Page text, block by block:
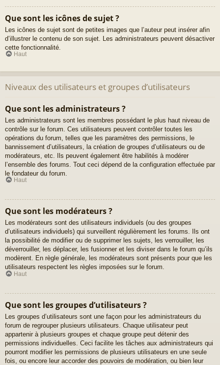
Que sont les icônes de sujet ?
Les icônes de sujet sont de petites images que l’auteur peut insérer afin
d’illustrer le contenu de son sujet. Les administrateurs peuvent désactiver
cette fonctionnalité.
Haut
Niveaux des utilisateurs et groupes d’utilisateurs
Que sont les administrateurs ?
Les administrateurs sont les membres possédant le plus haut niveau de
contrôle sur le forum. Ces utilisateurs peuvent contrôler toutes les
opérations du forum, telles que les paramètres des permissions, le
bannissement d’utilisateurs, la création de groupes d’utilisateurs ou de
modérateurs, etc. Ils peuvent également être habilités à modérer
l’ensemble des forums. Tout ceci dépend de la configuration effectuée par
le fondateur du forum.
Haut
Que sont les modérateurs ?
Les modérateurs sont des utilisateurs individuels (ou des groupes
d’utilisateurs individuels) qui surveillent régulièrement les forums. Ils ont
la possibilité de modifier ou de supprimer les sujets, les verrouiller, les
déverrouiller, les déplacer, les fusionner et les diviser dans le forum qu’ils
modèrent. En règle générale, les modérateurs sont présents pour que les
utilisateurs respectent les règles imposées sur le forum.
Haut
Que sont les groupes d’utilisateurs ?
Les groupes d’utilisateurs sont une façon pour les administrateurs du
forum de regrouper plusieurs utilisateurs. Chaque utilisateur peut
appartenir à plusieurs groupes et chaque groupe peut détenir des
permissions individuelles. Ceci facilite les tâches aux administrateurs qui
pourront modifier les permissions de plusieurs utilisateurs en une seule
fois, ou encore leur accorder des pouvoirs de modération, ou bien leur